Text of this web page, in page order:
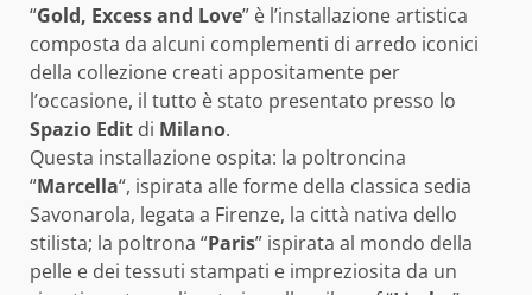
“Gold, Excess and Love” è l’installazione artistica
composta da alcuni complementi di arredo iconici
della collezione creati appositamente per
l’occasione, il tutto è stato presentato presso lo
Spazio Edit di Milano.
Questa installazione ospita: la poltroncina
“Marcella“, ispirata alle forme della classica sedia
Savonarola, legata a Firenze, la città nativa dello
stilista; la poltrona “Paris” ispirata al mondo della
pelle e dei tessuti stampati e impreziosita da un